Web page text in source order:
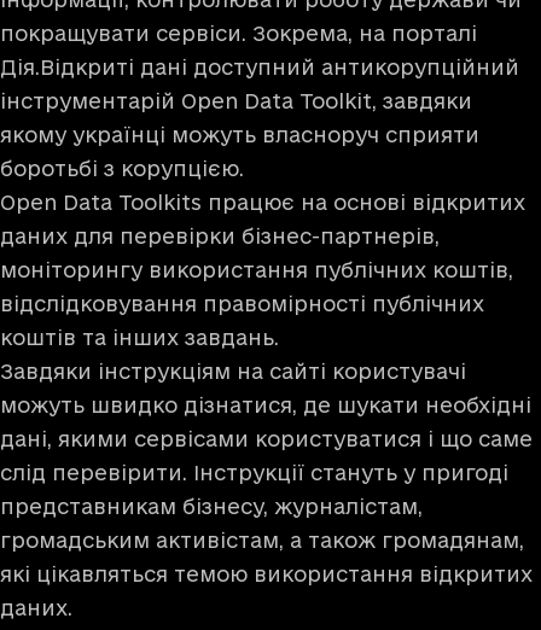
покращувати сервіси. Зокрема, на порталі
Дія.Відкриті дані доступний антикорупційний
інструментарій Open Data Toolkit, завдяки
якому українці можуть власноруч сприяти
боротьбі з корупцією.
Open Data Toolkits працює на основі відкритих
даних для перевірки бізнес-партнерів,
моніторингу використання публічних коштів,
відслідковування правомірності публічних
коштів та інших завдань.
Завдяки інструкціям на сайті користувачі
можуть швидко дізнатися, де шукати необхідні
дані, якими сервісами користуватися і що саме
слід перевірити. Інструкції стануть у пригоді
представникам бізнесу, журналістам,
громадським активістам, а також громадянам,
які цікавляться темою використання відкритих
даних.